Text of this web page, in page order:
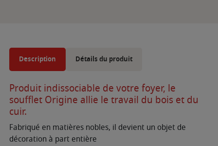
Description Détails du produit
Produit indissociable de votre foyer, le
soufflet Origine allie le travail du bois et du
cuir.
Fabriqué en matières nobles, il devient un objet de
décoration à part entière